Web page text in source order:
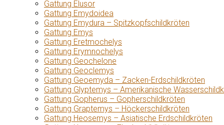
Gattung Elusor
Gattung Emydoidea
Gattung Emydura – Spitzkopfschildkröten
Gattung Emys
Gattung Eretmochelys
Gattung Erymnochelys
Gattung Geochelone
Gattung Geoclemys
Gattung Geoemyda – Zacken-Erdschildkröten
Gattung Glyptemys – Amerikanische
Gattung Gopherus – Gopherschildkröten
Gattung Graptemys – Höckerschildkröten
Gattung Heosemys – Asiatische Erdschildkröten